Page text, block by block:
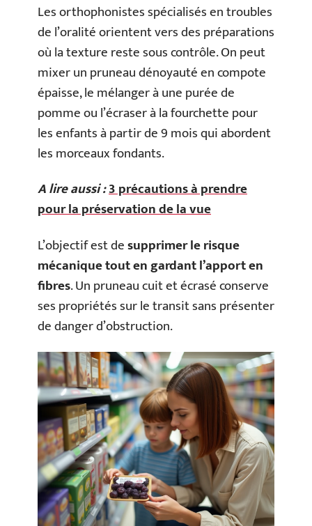
Les orthophonistes spécialisés en troubles
de l’oralité orientent vers des préparations
où la texture reste sous contrôle. On peut
mixer un pruneau dénoyauté en compote
épaisse, le mélanger à une purée de
pomme ou l’écraser à la fourchette pour
les enfants à partir de 9 mois qui abordent
les morceaux fondants.
A lire aussi :3 précautions à prendre
pour la préservation de la vue
L’objectif est desupprimer le risque
mécanique tout en gardant l’apport en
fibres. Un pruneau cuit et écrasé conserve
ses propriétés sur le transit sans présenter
de danger d’obstruction.